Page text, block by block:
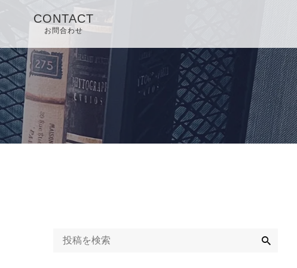
CONTACT
お問合わせ